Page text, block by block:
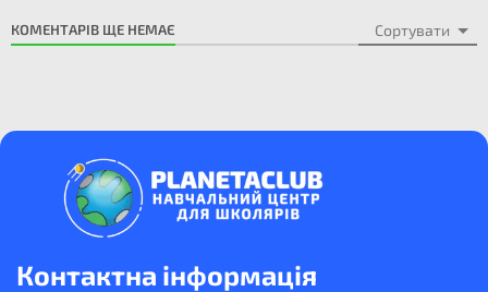
КОМЕНТАРІВ ЩЕ НЕМАЄ Сортувати
Контактна інформація